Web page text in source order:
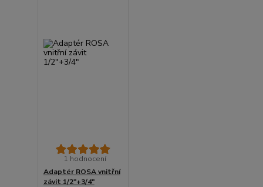
1 hodnocení
Adaptér ROSA vnitřní
závit 1/2"+3/4"